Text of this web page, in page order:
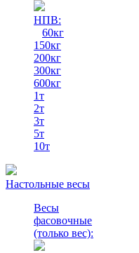
НПВ:
60кг
150кг
200кг
300кг
600кг
1т
2т
3т
5т
10т
Настольные весы
Весы
фасовочные
(только вес):